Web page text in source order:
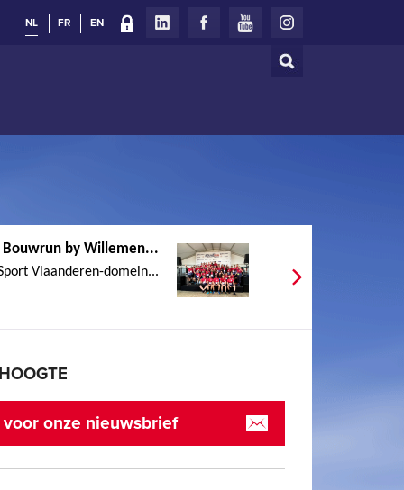
Zoeken
NL FR EN
by Willemen...
Vlaanderen-domein...
onze nieuwsbrief